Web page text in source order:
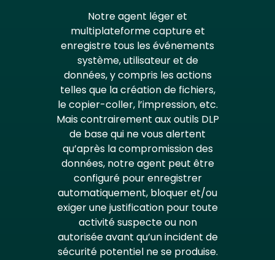
Notre agent léger et
multiplateforme capture et
enregistre tous les événements
système, utilisateur et de
données, y compris les actions
telles que la création de fichiers,
le copier-coller, l’impression, etc.
Mais contrairement aux outils DLP
de base qui ne vous alertent
qu’après la compromission des
données, notre agent peut être
configuré pour enregistrer
automatiquement, bloquer et/ou
exiger une justification pour toute
activité suspecte ou non
autorisée avant qu’un incident de
sécurité potentiel ne se produise.